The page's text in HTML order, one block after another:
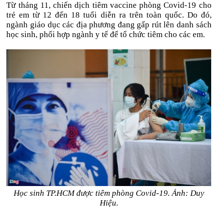
Từ tháng 11, chiến dịch tiêm vaccine phòng Covid-19 cho
trẻ em từ 12 đến 18 tuổi diễn ra trên toàn quốc. Do đó,
ngành giáo dục các địa phương đang gấp rút lên danh sách
học sinh, phối hợp ngành y tế để tổ chức tiêm cho các em.
Học sinh TP.HCM được tiêm phòng Covid-19. Ảnh: Duy
Hiệu.